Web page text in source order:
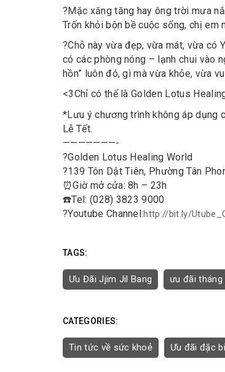
?Mặc xăng tăng hay ông trời mưa
Trốn khỏi bộn bề cuộc sống, chị
?Chỗ này vừa đẹp, vừa mát, vừa có
có các phòng nóng – lạnh chui vào
hồn” luôn đó, gì mà vừa khỏe, vừa
<3Chỉ có thể là Golden Lotus
*Lưu ý chương trình không áp dụng
Lễ Tết.
———————-
?Golden Lotus Healing World
?139 Tôn Dật Tiên, Phường Tân
⏰Giờ mở cửa: 8h – 23h
☎️Tel: (028) 3823 9000
?Youtube Channel:http://bit.ly/
TAGS:
Ưu Đãi Jjim Jil Bang ưu đãi
CATEGORIES:
Tin tức về sức khoẻ Ưu đãi đặc